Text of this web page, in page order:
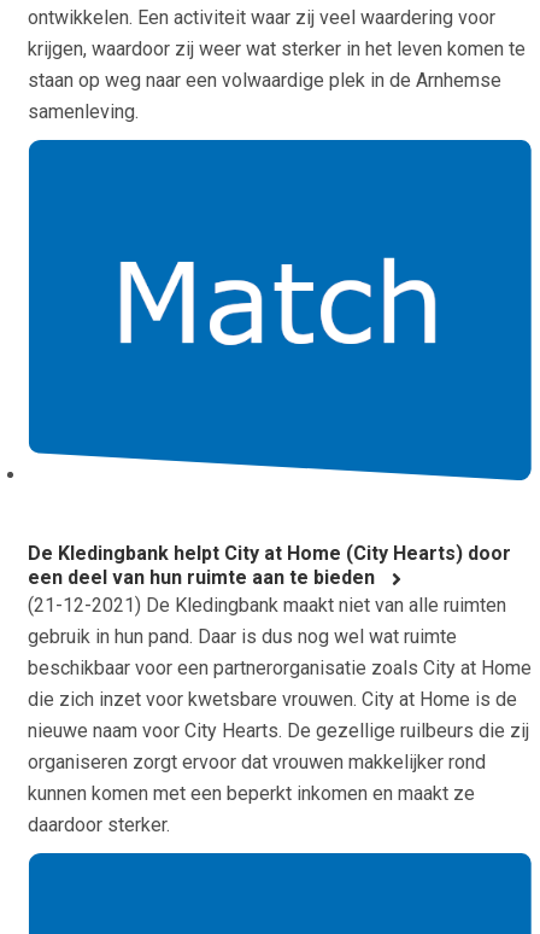
ontwikkelen. Een activiteit waar zij veel waardering voor
krijgen, waardoor zij weer wat sterker in het leven komen te
staan op weg naar een volwaardige plek in de Arnhemse
samenleving.
De Kledingbank helpt City at Home (City Hearts) door
een deel van hun ruimte aan te bieden
(21-12-2021) De Kledingbank maakt niet van alle ruimten
gebruik in hun pand. Daar is dus nog wel wat ruimte
beschikbaar voor een partnerorganisatie zoals City at Home
die zich inzet voor kwetsbare vrouwen. City at Home is de
nieuwe naam voor City Hearts. De gezellige ruilbeurs die zij
organiseren zorgt ervoor dat vrouwen makkelijker rond
kunnen komen met een beperkt inkomen en maakt ze
daardoor sterker.